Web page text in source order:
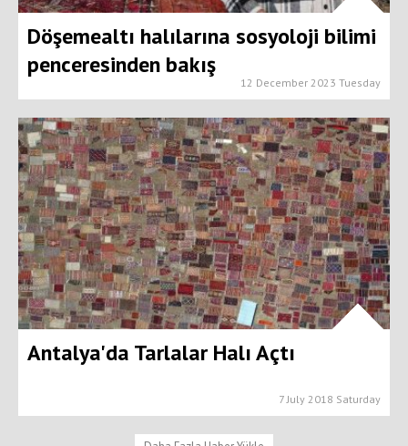
Döşemealtı halılarına sosyoloji bilimi
penceresinden bakış
12 December 2023 Tuesday
Antalya'da Tarlalar Halı Açtı
7 July 2018 Saturday